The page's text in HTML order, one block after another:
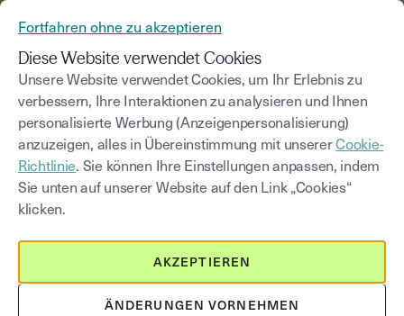
Blog|Businesswachstum>Kundengewinnung
Kategorie auswählen Saisissez un terme
Kundengewinnung
So implementieren Sie eine
leistungsstarke
Akquisestrategie
Fortfahren ohne zu akzeptieren
Diese Website verwendet Cookies
Unsere Website verwendet Cookies, um Ihr Erlebnis zu
verbessern, Ihre Interaktionen zu analysieren und Ihnen
personalisierte Werbung (Anzeigenpersonalisierung)
anzuzeigen, alles in Übereinstimmung mit unsererCookie-
Richtlinie. Sie können Ihre Einstellungen anpassen, indem
Sie unten auf unserer Website auf den Link „Cookies“
klicken.
ÄNDERUNGEN VORNEHMEN
AKZEPTIEREN